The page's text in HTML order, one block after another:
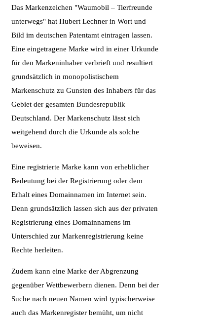
Das Markenzeichen "Waumobil – Tierfreunde
unterwegs" hat Hubert Lechner in Wort und
Bild im deutschen Patentamt eintragen lassen.
Eine eingetragene Marke wird in einer Urkunde
für den Markeninhaber verbrieft und resultiert
grundsätzlich in monopolistischem
Markenschutz zu Gunsten des Inhabers für das
Gebiet der gesamten Bundesrepublik
Deutschland. Der Markenschutz lässt sich
weitgehend durch die Urkunde als solche
beweisen.
Eine registrierte Marke kann von erheblicher
Bedeutung bei der Registrierung oder dem
Erhalt eines Domainnamen im Internet sein.
Denn grundsätzlich lassen sich aus der privaten
Registrierung eines Domainnamens im
Unterschied zur Markenregistrierung keine
Rechte herleiten.
Zudem kann eine Marke der Abgrenzung
gegenüber Wettbewerbern dienen. Denn bei der
Suche nach neuen Namen wird typischerweise
auch das Markenregister bemüht, um nicht